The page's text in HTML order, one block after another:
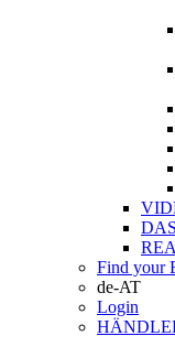
Find your
de-AT
Login